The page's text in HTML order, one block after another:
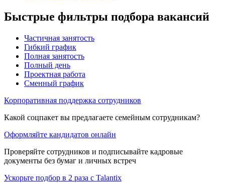
Быстрые фильтры подбора вакансий
Частичная занятость
Гибкий график
Полная занятость
Полный день
Проектная работа
Сменный график
Корпоративная поддержка сотрудников
Какой соцпакет вы предлагаете семейным сотрудникам?
Оформляйте кандидатов онлайн
Проверяйте сотрудников и подписывайте кадровые
документы без бумаг и личных встреч
Ускорьте подбор в 2 раза с Talantix